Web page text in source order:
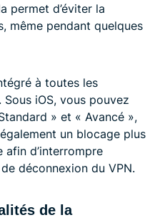
permet d’éviter la
même pendant quelques
à toutes les
Sous iOS, vous pouvez
» et « Avancé »,
un blocage plus
afin d’interrompre
déconnexion du VPN.
de la